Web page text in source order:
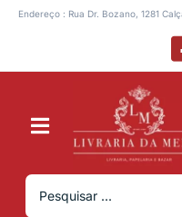
Endereço : Rua Dr. Bozano, 1281